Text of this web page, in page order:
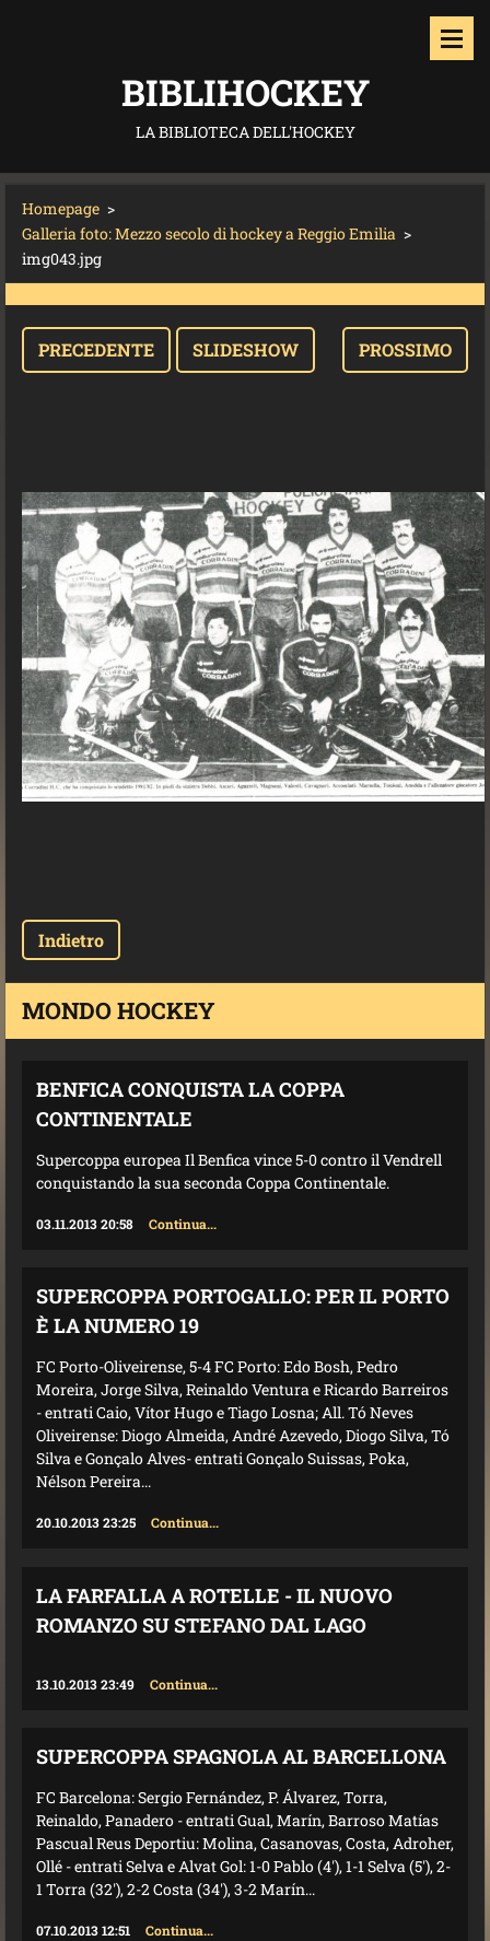
BIBLIHOCKEY
LA BIBLIOTECA DELL'HOCKEY
Homepage >
Galleria foto: Mezzo secolo di hockey a Reggio Emilia >
img043.jpg
PRECEDENTE SLIDESHOW PROSSIMO
Indietro
MONDO HOCKEY
BENFICA CONQUISTA LA COPPA
CONTINENTALE
Supercoppa europea Il Benfica vince 5-0 contro il Vendrell
conquistando la sua seconda Coppa Continentale.
03.11.2013 20:58 Continua...
SUPERCOPPA PORTOGALLO: PER IL PORTO
È LA NUMERO 19
FC Porto-Oliveirense, 5-4 FC Porto: Edo Bosh, Pedro
Moreira, Jorge Silva, Reinaldo Ventura e Ricardo Barreiros
- entrati Caio, Vítor Hugo e Tiago Losna; All. Tó Neves
Oliveirense: Diogo Almeida, André Azevedo, Diogo Silva, Tó
Silva e Gonçalo Alves- entrati Gonçalo Suissas, Poka,
Nélson Pereira...
20.10.2013 23:25 Continua...
LA FARFALLA A ROTELLE - IL NUOVO
ROMANZO SU STEFANO DAL LAGO
13.10.2013 23:49 Continua...
SUPERCOPPA SPAGNOLA AL BARCELLONA
FC Barcelona: Sergio Fernández, P. Álvarez, Torra,
Reinaldo, Panadero - entrati Gual, Marín, Barroso Matías
Pascual Reus Deportiu: Molina, Casanovas, Costa, Adroher,
Ollé - entrati Selva e Alvat Gol: 1-0 Pablo (4'), 1-1 Selva (5'), 2-
1 Torra (32'), 2-2 Costa (34'), 3-2 Marín...
07.10.2013 12:51 Continua...